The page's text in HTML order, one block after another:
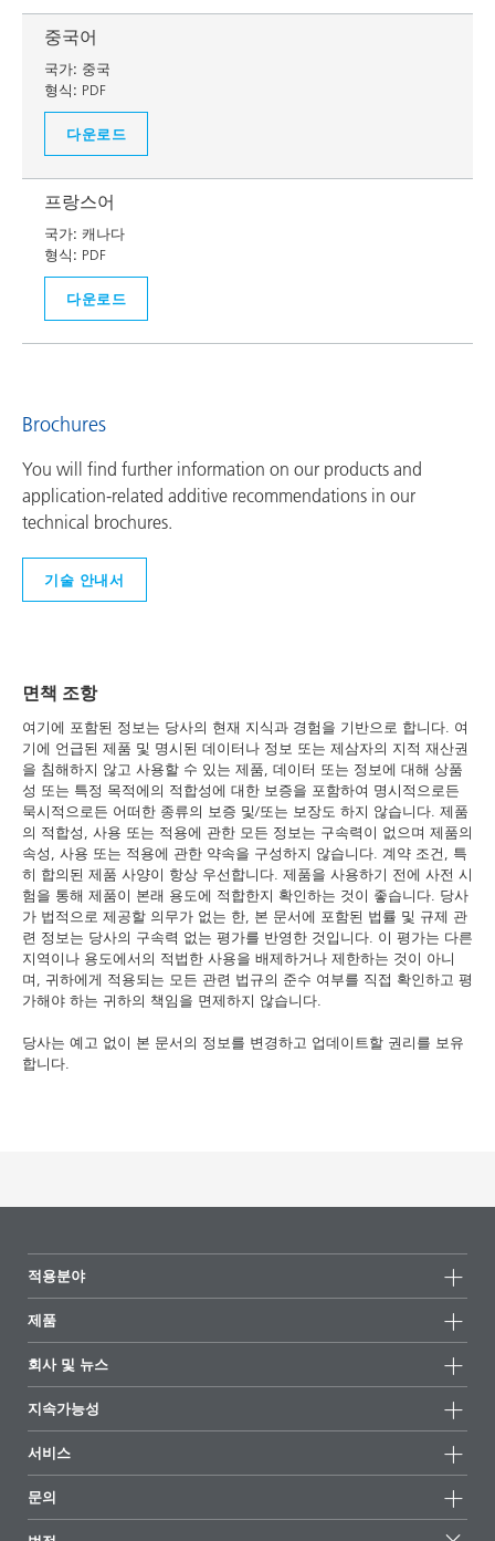
중국어
국가: 중국
형식: PDF
다운로드
프랑스어
국가: 캐나다
형식: PDF
다운로드
Brochures
You will find further information on our products and
application-related additive recommendations in our
technical brochures.
기술 안내서
면책 조항
여기에 포함된 정보는 당사의 현재 지식과 경험을 기반으로 합니다. 여
기에 언급된 제품 및 명시된 데이터나 정보 또는 제삼자의 지적 재산권
을 침해하지 않고 사용할 수 있는 제품, 데이터 또는 정보에 대해 상품
성 또는 특정 목적에의 적합성에 대한 보증을 포함하여 명시적으로든
묵시적으로든 어떠한 종류의 보증 및/또는 보장도 하지 않습니다. 제품
의 적합성, 사용 또는 적용에 관한 모든 정보는 구속력이 없으며 제품의
속성, 사용 또는 적용에 관한 약속을 구성하지 않습니다. 계약 조건, 특
히 합의된 제품 사양이 항상 우선합니다. 제품을 사용하기 전에 사전 시
험을 통해 제품이 본래 용도에 적합한지 확인하는 것이 좋습니다. 당사
가 법적으로 제공할 의무가 없는 한, 본 문서에 포함된 법률 및 규제 관
련 정보는 당사의 구속력 없는 평가를 반영한 것입니다. 이 평가는 다른
지역이나 용도에서의 적법한 사용을 배제하거나 제한하는 것이 아니
며, 귀하에게 적용되는 모든 관련 법규의 준수 여부를 직접 확인하고 평
가해야 하는 귀하의 책임을 면제하지 않습니다.
당사는 예고 없이 본 문서의 정보를 변경하고 업데이트할 권리를 보유
합니다.
적용분야
제품
모든제품
하이라이트
회사 및 뉴스
뉴스
언론 및 미디어
소재지 및 판매점
전시회 및 이벤트
지속가능성
지속가능한 제품
성공 사례
EcoVadis
서비스
추천 배합
문의